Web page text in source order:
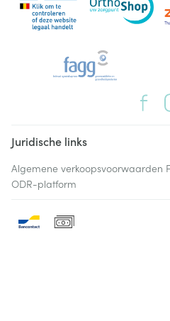
Juridische links
Algemene verkoopsvoorwaarden
ODR-platform